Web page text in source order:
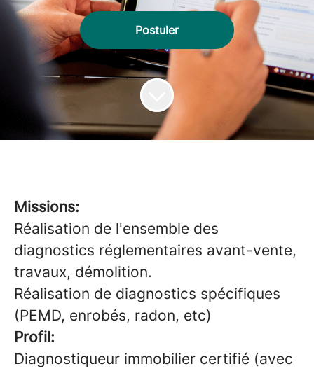
Postuler
Missions:
Réalisation de l'ensemble des
diagnostics réglementaires avant-vente,
travaux, démolition.
Réalisation de diagnostics spécifiques
(PEMD, enrobés, radon, etc)
Profil:
Diagnostiqueur immobilier certifié (avec